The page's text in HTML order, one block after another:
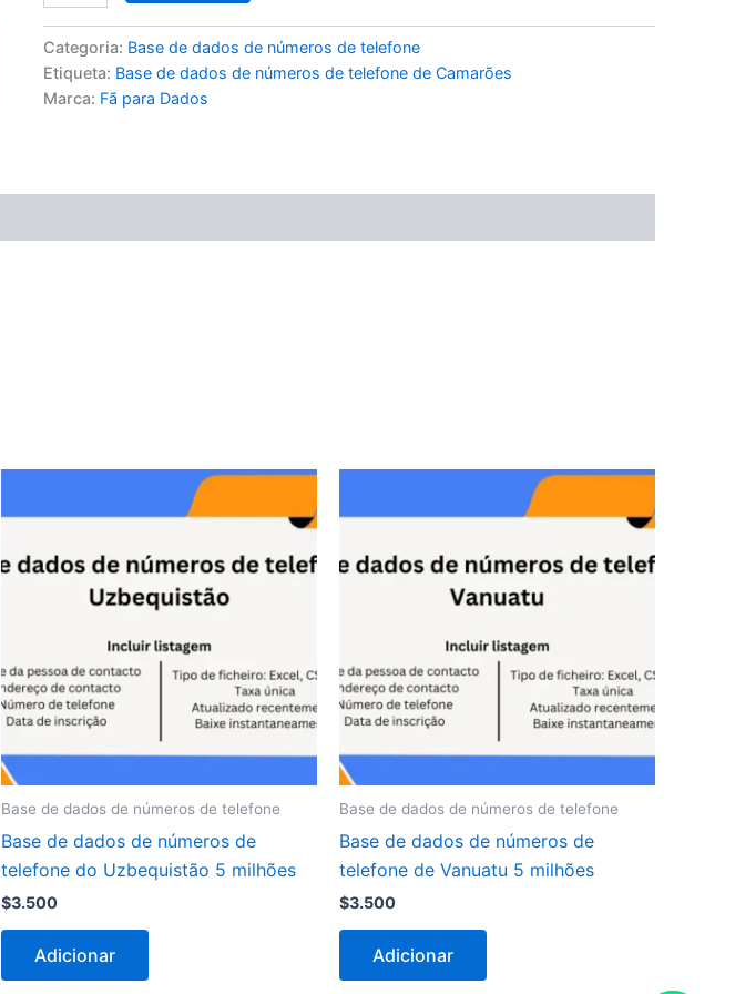
Categoria: Base de dados de números de telefone
Etiqueta: Base de dados de números de telefone de Camarões
Marca: Fã para Dados
Base de dados de números de telefone
Base de dados de números de
telefone do Uzbequistão 5 milhões
$3.500
Adicionar
Base de dados de números de telefone
Base de dados de números de
telefone de Vanuatu 5 milhões
$3.500
Adicionar